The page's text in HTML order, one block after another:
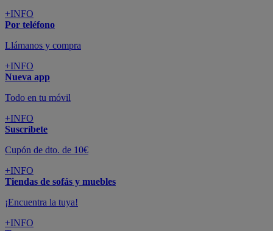
+INFO
Por teléfono
Llámanos y compra
+INFO
Nueva app
Todo en tu móvil
+INFO
Suscríbete
Cupón de dto. de 10€
+INFO
Tiendas de sofás y muebles
¡Encuentra la tuya!
+INFO